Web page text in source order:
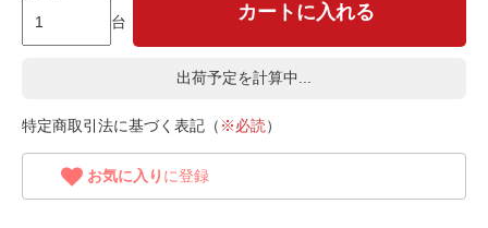
台
カートに入れる
出荷予定を計算中...
特定商取引法に基づく表記（ ※必読）
お気に入り に登録